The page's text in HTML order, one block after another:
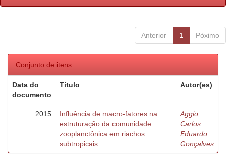
Anterior 1 Póximo
Conjunto de itens:
Data do
documento
Título Autor(es)
2015
Influência de macro-fatores na
estruturação da comunidade
zooplanctônica em riachos
subtropicais.
Aggio,
Carlos
Eduardo
Gonçalves